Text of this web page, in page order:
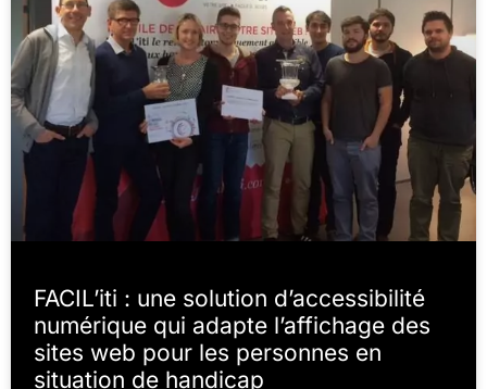
FACIL’iti : une solution d’accessibilité
numérique qui adapte l’affichage des
sites web pour les personnes en
situation de handicap